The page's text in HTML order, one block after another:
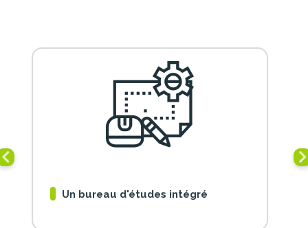
Un bureau d'études intégré